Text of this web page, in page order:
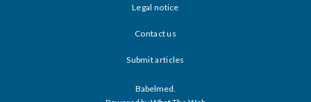
Legal notice
Contact us
Submit articles
Babelmed.